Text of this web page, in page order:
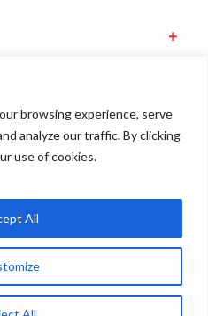
browsing experience, serve
analyze our traffic. By clicking
use of cookies.
All
AFreshincSolution